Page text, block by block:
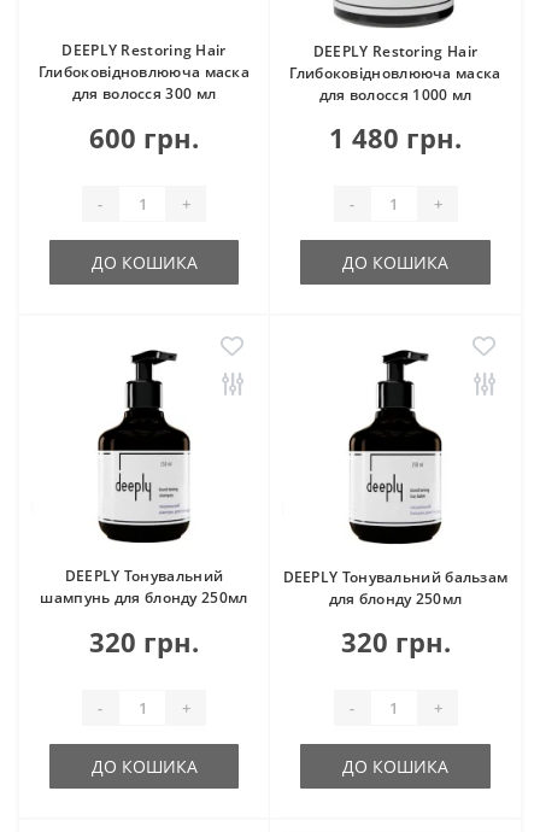
DEEPLY Restoring Hair
Глибоковідновлююча маска
для волосся 300 мл
600 грн.
- +
ДО КОШИКА
DEEPLY Restoring Hair
Глибоковідновлююча маска
для волосся 1000 мл
1 480 грн.
- +
ДО КОШИКА
DEEPLY Тонувальний
шампунь для блонду 250мл
320 грн.
- +
ДО КОШИКА
DEEPLY Тонувальний бальзам
для блонду 250мл
320 грн.
- +
ДО КОШИКА